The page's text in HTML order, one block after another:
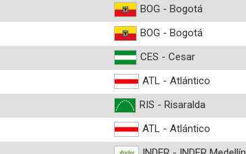
BOG - Bogotá
BOG - Bogotá
CES - Cesar
ATL - Atlántico
RIS - Risaralda
ATL - Atlántico